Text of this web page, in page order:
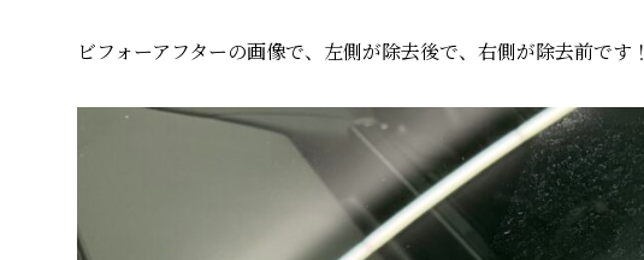
ビフォーアフターの画像で、左側が除去後で、右側が除去前です！